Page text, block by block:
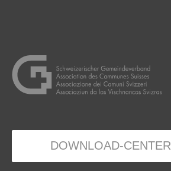
DOWNLOAD-CENTER